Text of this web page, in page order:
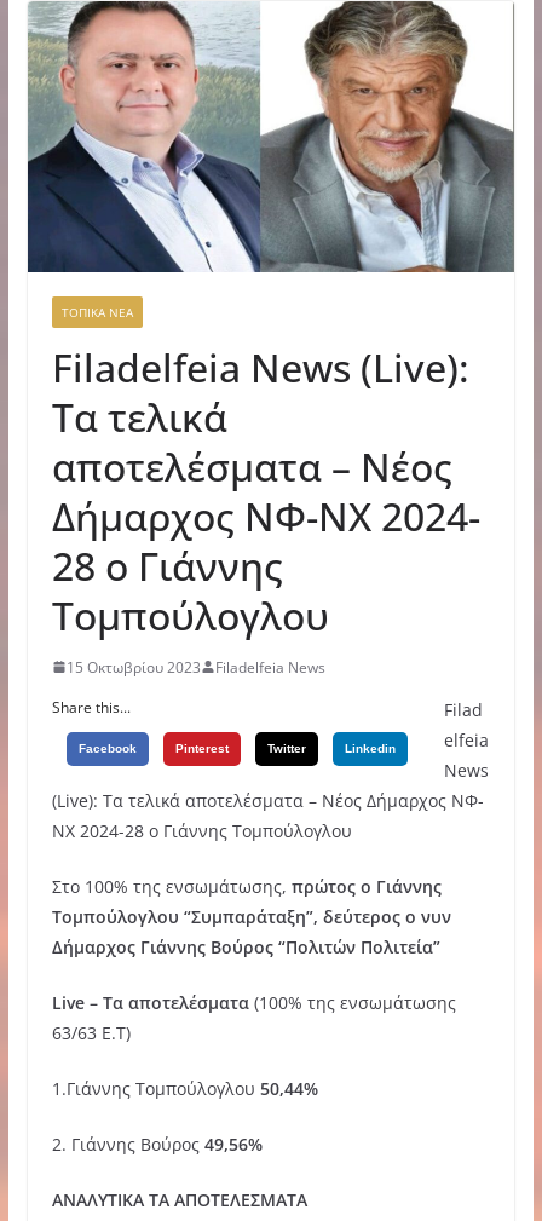
ΤΟΠΙΚΑ ΝΕΑ
Filadelfeia News (Live):
Τα τελικά
αποτελέσματα – Νέος
Δήμαρχος ΝΦ-ΝΧ 2024-
28 ο Γιάννης
Τομπούλογλου
15 Οκτωβρίου 2023
Filadelfeia News
Share this...
Facebook Pinterest Twitter Linkedin
Filad
elfeia
News
(Live): Τα τελικά αποτελέσματα – Νέος Δήμαρχος ΝΦ-
ΝΧ 2024-28 ο Γιάννης Τομπούλογλου
Στο 100% της ενσωμάτωσης, πρώτος ο Γιάννης
Τομπούλογλου “Συμπαράταξη”, δεύτερος ο νυν
Δήμαρχος Γιάννης Βούρος “Πολιτών Πολιτεία”
Live – Τα αποτελέσματα (100% της ενσωμάτωσης
63/63 Ε.Τ)
1.Γιάννης Τομπούλογλου 50,44%
2. Γιάννης Βούρος 49,56%
ΑΝΑΛΥΤΙΚΑ ΤΑ ΑΠΟΤΕΛΕΣΜΑΤΑ